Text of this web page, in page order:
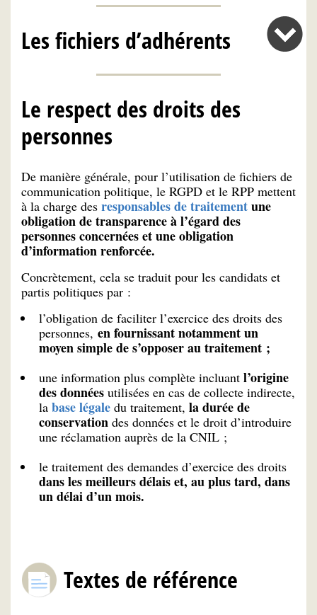
Les fichiers d’adhérents
Le respect des droits des
personnes
De manière générale, pour l’utilisation de fichiers de
communication politique, le RGPD et le RPP mettent
à la charge des responsables de traitementune
obligation de transparence à l’égard des
personnes concernées et une obligation
d’information renforcée.
Concrètement, cela se traduit pour les candidats et
partis politiques par :
l’obligation de faciliter l’exercice des droits des
personnes, en fournissant notamment un
moyen simple de s’opposer au traitement ;
une information plus complète incluant l’origine
des données utilisées en cas de collecte indirecte,
la base légale du traitement, la durée de
conservation des données et le droit d’introduire
une réclamation auprès de la CNIL ;
le traitement des demandes d’exercice des droits
dans les meilleurs délais et, au plus tard, dans
un délai d’un mois.
Textes de référence